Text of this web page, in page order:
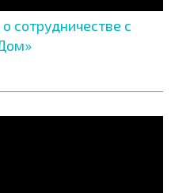
сотрудничестве с